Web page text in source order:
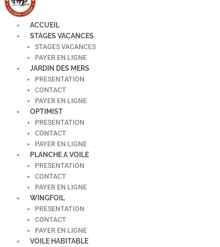
ACCUEIL
STAGES VACANCES
STAGES VACANCES
PAYER EN LIGNE
JARDIN DES MERS
PRESENTATION
CONTACT
PAYER EN LIGNE
OPTIMIST
PRESENTATION
CONTACT
PAYER EN LIGNE
PLANCHE A VOILE
PRESENTATION
CONTACT
PAYER EN LIGNE
WINGFOIL
PRESENTATION
CONTACT
PAYER EN LIGNE
VOILE HABITABLE